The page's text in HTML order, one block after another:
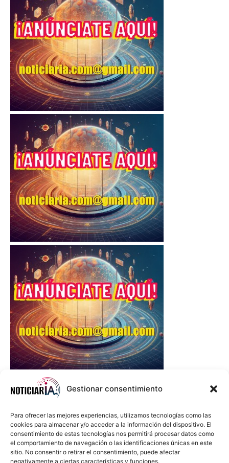
Gestionar consentimiento
Para ofrecer las mejores experiencias, utilizamos tecnologías como las
cookies para almacenar y/o acceder a la información del dispositivo. El
consentimiento de estas tecnologías nos permitirá procesar datos como
el comportamiento de navegación o las identificaciones únicas en este
sitio. No consentir o retirar el consentimiento, puede afectar
negativamente a ciertas características y funciones.